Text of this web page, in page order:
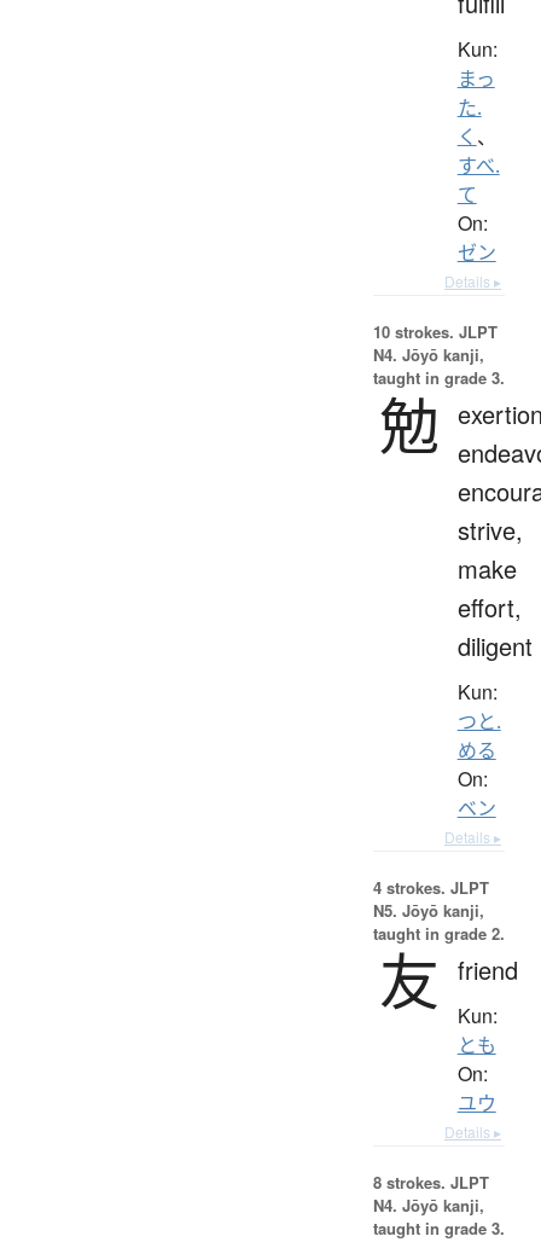
Kun:
まっ
た.
く 、
すべ.
て
On:
ゼン
Details ▸
10 strokes. JLPT
N4. Jōyō kanji,
taught in grade 3.
勉
strive,
make
effort,
diligent
Kun:
つと.
める
On:
ベン
Details ▸
4 strokes. JLPT
N5. Jōyō kanji,
taught in grade 2.
友 friend
Kun:
とも
On:
ユウ
Details ▸
8 strokes. JLPT
N4. Jōyō kanji,
taught in grade 3.